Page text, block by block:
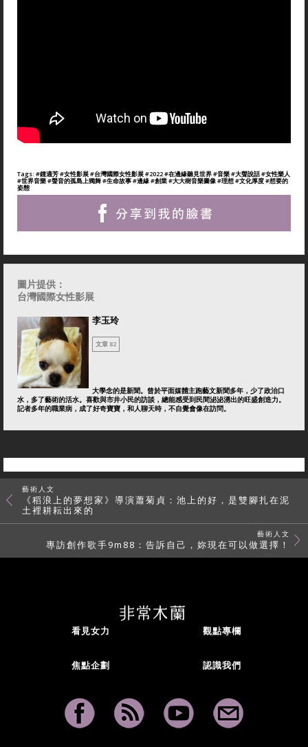
Tags: #鍾適芳#女性影展#台灣國際女性影展#2022#在邊緣聽見世界#音樂#大聲說話#女性樂人
#世界音樂#聲音的孤島上獨舞#生命故事#邊緣#創業#大大樹音樂圖像#理想#文化厚度#想要的
姿態
圖片提供：
台灣國際女性影展
李玉玲
文章 82
大學念的是新聞。曾於平面媒體主跑藝文新聞多年，少了政治口
水，多了藝術的活水。喜歡與市井小民的訪談，總能感受到民間泌泌湧出的旺盛創造力。
記者多年的職業病，成了好奇寶寶，和人聊天時，不自覺會像在訪問。
藝術人文
《稻浪上的夢想家》導演蕭菊貞：池上的好，是雙腳扎在泥
土裡耕耘出來的
藝術人文
專訪創作歌手9m88：告訴自己，妳現在可以做選擇！
看見女力 觀點專欄
焦點企劃 認識我們